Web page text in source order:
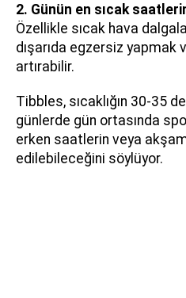
2. Günün en sıcak
Özellikle sıcak hava
dışarıda egzersiz yapmak
artırabilir.
Tibbles, sıcaklığın 30-35
günlerde gün ortasında
erken saatlerin veya
edilebileceğini söylüyor.